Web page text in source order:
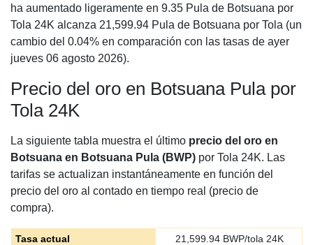
ha aumentado ligeramente en 9.35 Pula de Botsuana por
Tola 24K alcanza 21,599.94 Pula de Botsuana por Tola (un
cambio del 0.04% en comparación con las tasas de ayer
jueves 06 agosto 2026).
Precio del oro en Botsuana Pula por
Tola 24K
La siguiente tabla muestra el último precio del oro en
Botsuana en Botsuana Pula (BWP) por Tola 24K. Las
tarifas se actualizan instantáneamente en función del
precio del oro al contado en tiempo real (precio de
compra).
Tasa actual 21,599.94BWP/tola 24K